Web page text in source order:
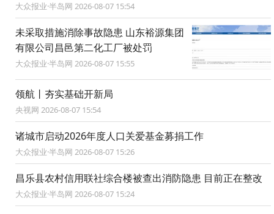
大众报业·半岛网 2026-08-07 15:54
未采取措施消除事故隐患 山东裕源集团
有限公司昌邑第二化工厂被处罚
大众报业·半岛网 2026-08-07 15:55
领航丨夯实基础开新局
央视网 2026-08-07 15:54
诸城市启动2026年度人口关爱基金募捐工作
大众报业·半岛网 2026-08-07 15:26
昌乐县农村信用联社综合楼被查出消防隐患 目前正在整改
大众报业·半岛网 2026-08-07 15:24